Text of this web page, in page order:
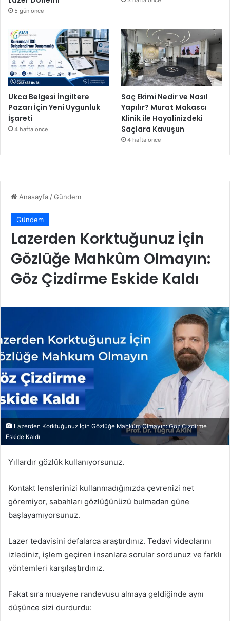
5 gün önce
Ukca Belgesi İngiltere
Pazarı İçin Yeni Uygunluk
İşareti
4 hafta önce
Saç Ekimi Nedir ve Nasıl
Yapılır? Murat Makascı
Klinik ile Hayalinizdeki
Saçlara Kavuşun
4 hafta önce